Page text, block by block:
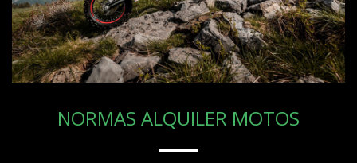
NORMAS ALQUILER MOTOS